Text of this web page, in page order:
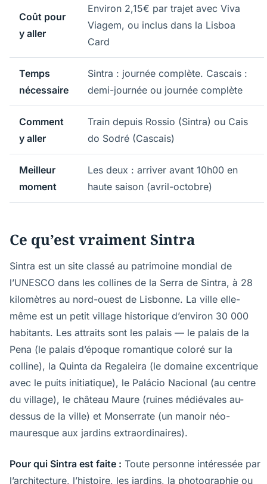
Coût pour
y aller
Environ 2,15€ par trajet avec Viva
Viagem, ou inclus dans la Lisboa
Card
Temps
nécessaire
Sintra : journée complète. Cascais :
demi-journée ou journée complète
Comment
y aller
Train depuis Rossio (Sintra) ou Cais
do Sodré (Cascais)
Meilleur
moment
Les deux : arriver avant 10h00 en
haute saison (avril-octobre)
Ce qu’est vraiment Sintra
Sintra est un site classé au patrimoine mondial de
l’UNESCO dans les collines de la Serra de Sintra, à 28
kilomètres au nord-ouest de Lisbonne. La ville elle-
même est un petit village historique d’environ 30 000
habitants. Les attraits sont les palais — le palais de la
Pena (le palais d’époque romantique coloré sur la
colline), la Quinta da Regaleira (le domaine excentrique
avec le puits initiatique), le Palácio Nacional (au centre
du village), le château Maure (ruines médiévales au-
dessus de la ville) et Monserrate (un manoir néo-
mauresque aux jardins extraordinaires).
Pour qui Sintra est faite : Toute personne intéressée par
l’architecture, l’histoire, les jardins, la photographie ou